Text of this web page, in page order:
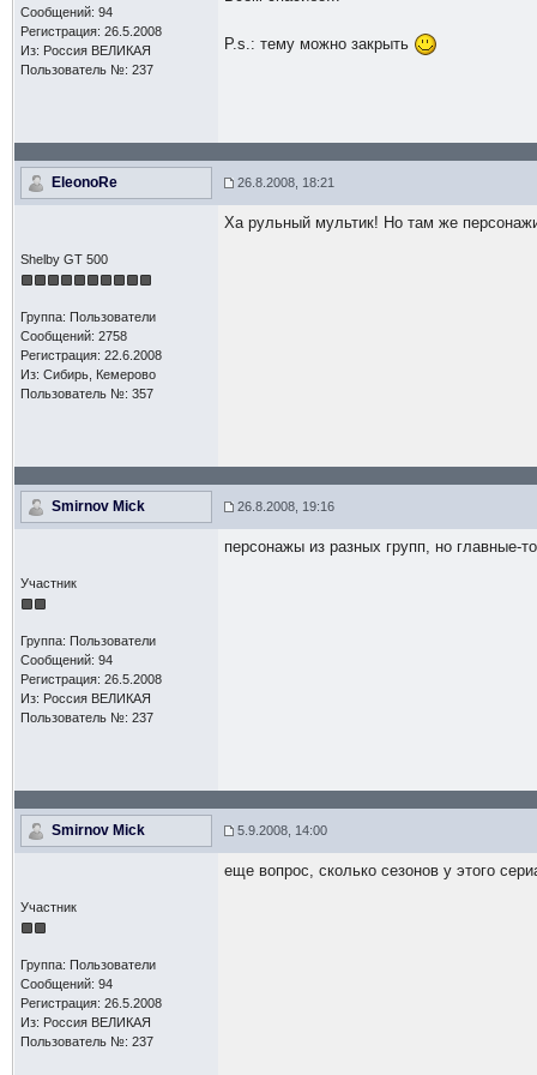
Сообщений: 94
Регистрация: 26.5.2008
Из: Россия ВЕЛИКАЯ
Пользователь №: 237
P.s.: тему можно закрыть
EleonoRe 26.8.2008, 18:21
Shelby GT 500
Группа: Пользователи
Сообщений: 2758
Регистрация: 22.6.2008
Из: Сибирь, Кемерово
Пользователь №: 357
Ха рульный мультик! Но там же
Smirnov Mick 26.8.2008, 19:16
Участник
Группа: Пользователи
Сообщений: 94
Регистрация: 26.5.2008
Из: Россия ВЕЛИКАЯ
Пользователь №: 237
персонажы из разных групп, но главные-
Smirnov Mick 5.9.2008, 14:00
Участник
Группа: Пользователи
Сообщений: 94
Регистрация: 26.5.2008
Из: Россия ВЕЛИКАЯ
Пользователь №: 237
еще вопрос, сколько сезонов у этого